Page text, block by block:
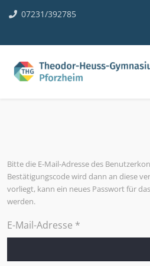
07231/392785
Bitte die E-Mail-Adresse des
Bestätigungscode wird dann an diese
vorliegt, kann ein neues Passwort für
werden.
E-Mail-Adresse *